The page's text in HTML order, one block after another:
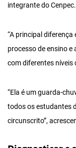
integrante do Cenpec.
“A principal
processo de ensino
com diferentes níveis
“Ela é um guarda-
todos os estudantes
circunscrito”,